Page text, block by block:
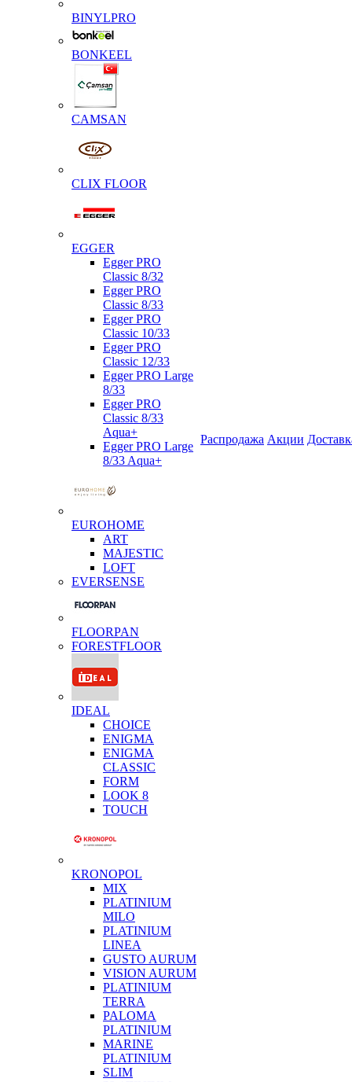
BINYLPRO
BONKEEL
CAMSAN
CLIX FLOOR
EGGER
Egger PRO
Classic 8/32
Egger PRO
Classic 8/33
Egger PRO
Classic 10/33
Egger PRO
Classic 12/33
Egger PRO Large
8/33
Egger PRO
Classic 8/33
Aqua+
Egger PRO Large
8/33 Aqua+
EUROHOME
ART
MAJESTIC
LOFT
EVERSENSE
FLOORPAN
FORESTFLOOR
IDEAL
CHOICE
ENIGMA
ENIGMA
CLASSIC
FORM
LOOK 8
TOUCH
KRONOPOL
MIX
PLATINIUM
MILO
PLATINIUM
LINEA
GUSTO AURUM
VISION AURUM
PLATINIUM
TERRA
PALOMA
PLATINIUM
MARINE
PLATINIUM
SLIM
Распродажа Акции